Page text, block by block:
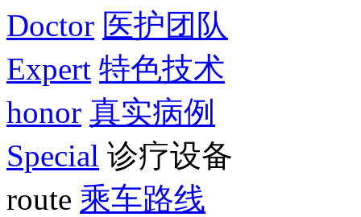
Doctor 医护团队
Expert 特色技术
honor 真实病例
Special 诊疗设备
route 乘车路线